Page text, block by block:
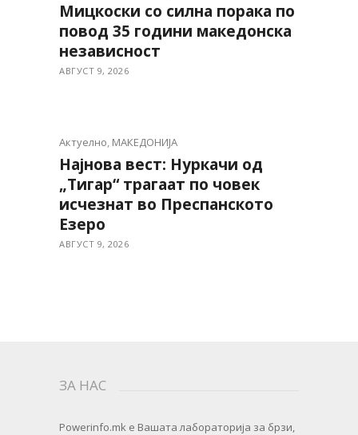
Мицкоски со силна порака по
повод 35 години македонска
независност
АВГУСТ 9, 2026
Актуелно, МАКЕДОНИЈА
Најнова вест: Нуркачи од
„Тигар“ трагаат по човек
исчезнат во Преспанското
Езеро
АВГУСТ 9, 2026
ЗА НАС
Powerinfo.mk e Вашата лабораторија за брзи,